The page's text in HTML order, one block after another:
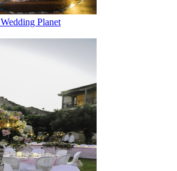
Wedding Planet